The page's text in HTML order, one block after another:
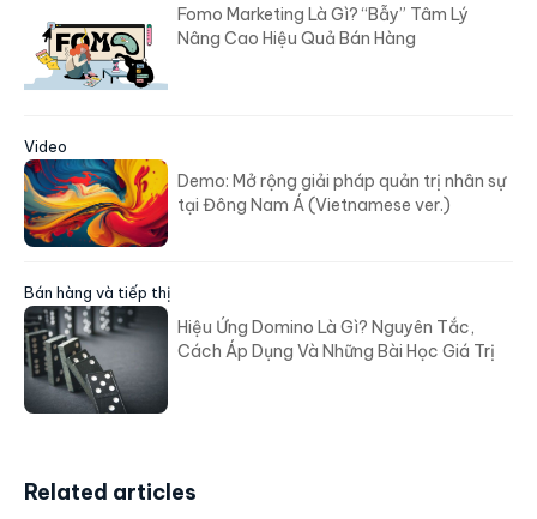
Fomo Marketing Là Gì? “Bẫy” Tâm Lý
Nâng Cao Hiệu Quả Bán Hàng
Video
Demo: Mở rộng giải pháp quản trị nhân sự
tại Đông Nam Á (Vietnamese ver.)
Bán hàng và tiếp thị
Hiệu Ứng Domino Là Gì? Nguyên Tắc,
Cách Áp Dụng Và Những Bài Học Giá Trị
Related articles